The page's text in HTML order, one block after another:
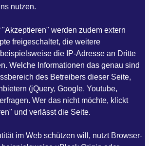
nutzen.
werden zudem extern
freigeschaltet, die weitere
die IP-Adresse an Dritte
Welche Informationen das genau sind
des Betreibers dieser Seite,
(jQuery, Google, Youtube,
Wer das nicht möchte, klickt
und verlässt die Seite.
im Web schützen will, nutzt Browser-